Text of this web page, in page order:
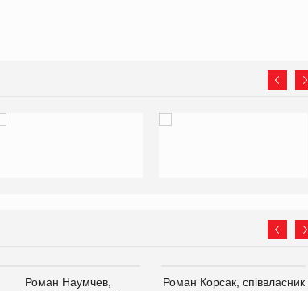
Роман Наумчев,
Роман Корсак, співвласник